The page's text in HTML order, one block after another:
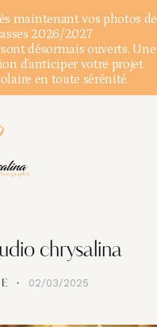
chrysalina
02/03/2025
maintenant vos photos de
2026/2027
désormais ouverts. Une
d’anticiper votre projet
en toute sérénité.